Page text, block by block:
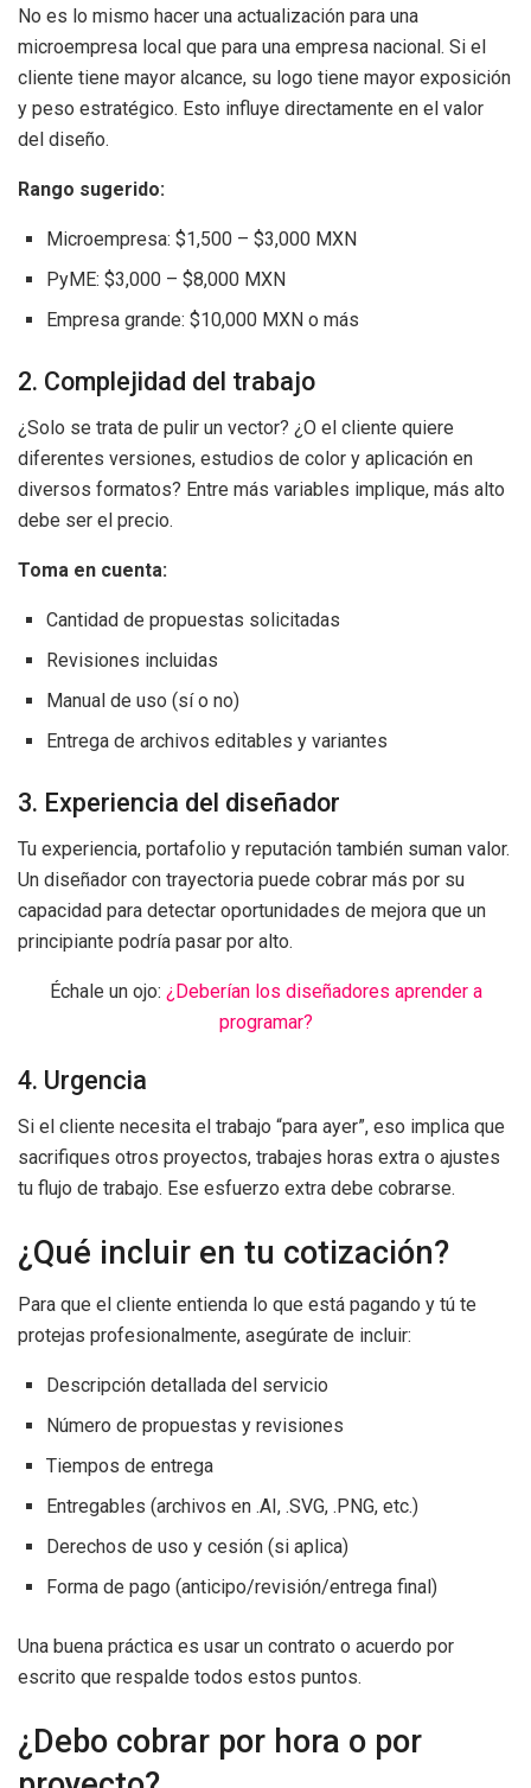
No es lo mismo hacer una actualización para una
microempresa local que para una empresa nacional. Si el
cliente tiene mayor alcance, su logo tiene mayor exposición
y peso estratégico. Esto influye directamente en el valor
del diseño.
Rango sugerido:
Microempresa: $1,500 – $3,000 MXN
PyME: $3,000 – $8,000 MXN
Empresa grande: $10,000 MXN o más
2. Complejidad del trabajo
¿Solo se trata de pulir un vector? ¿O el cliente quiere
diferentes versiones, estudios de color y aplicación en
diversos formatos? Entre más variables implique, más alto
debe ser el precio.
Toma en cuenta:
Cantidad de propuestas solicitadas
Revisiones incluidas
Manual de uso (sí o no)
Entrega de archivos editables y variantes
3. Experiencia del diseñador
Tu experiencia, portafolio y reputación también suman valor.
Un diseñador con trayectoria puede cobrar más por su
capacidad para detectar oportunidades de mejora que un
principiante podría pasar por alto.
Échale un ojo: ¿Deberían los diseñadores aprender a
programar?
4. Urgencia
Si el cliente necesita el trabajo “para ayer”, eso implica que
sacrifiques otros proyectos, trabajes horas extra o ajustes
tu flujo de trabajo. Ese esfuerzo extra debe cobrarse.
¿Qué incluir en tu cotización?
Para que el cliente entienda lo que está pagando y tú te
protejas profesionalmente, asegúrate de incluir:
Descripción detallada del servicio
Número de propuestas y revisiones
Tiempos de entrega
Entregables (archivos en .AI, .SVG, .PNG, etc.)
Derechos de uso y cesión (si aplica)
Forma de pago (anticipo/revisión/entrega final)
Una buena práctica es usar un contrato o acuerdo por
escrito que respalde todos estos puntos.
¿Debo cobrar por hora o por